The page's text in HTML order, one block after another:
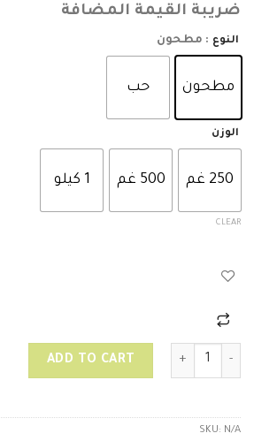
ضريبة القيمة المضافة
النوع : مطحون
مطحون حب
الوزن
250 غم 500 غم 1 كيلو
CLEAR
زنجبيل quantity
ADD TO CART
SKU: N/A